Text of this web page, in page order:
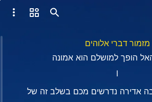
מזמור דברי אלוהים
הופך למושלם הוא אמונה
I
אדירה נדרשים מכם בשלב זה של